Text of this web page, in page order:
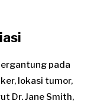
pada
lokasi tumor,
Dr. Jane Smith,